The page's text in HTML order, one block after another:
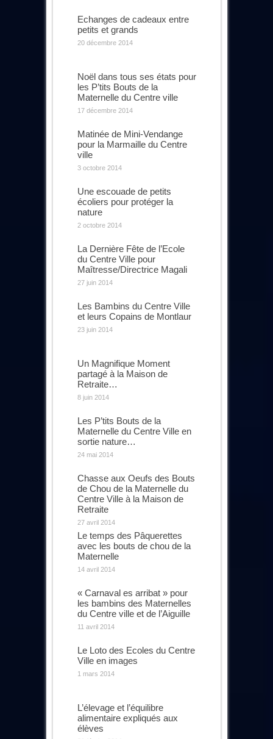
Echanges de cadeaux entre
petits et grands
20 décembre 2014
Noël dans tous ses états pour
les P’tits Bouts de la
Maternelle du Centre ville
17 décembre 2014
Matinée de Mini-Vendange
pour la Marmaille du Centre
ville
3 octobre 2014
Une escouade de petits
écoliers pour protéger la
nature
2 octobre 2014
La Dernière Fête de l’Ecole
du Centre Ville pour
Maîtresse/Directrice Magali
27 juin 2014
Les Bambins du Centre Ville
et leurs Copains de Montlaur
23 juin 2014
Un Magnifique Moment
partagé à la Maison de
Retraite…
8 juin 2014
Les P’tits Bouts de la
Maternelle du Centre Ville en
sortie nature…
24 mai 2014
Chasse aux Oeufs des Bouts
de Chou de la Maternelle du
Centre Ville à la Maison de
Retraite
27 avril 2014
Le temps des Pâquerettes
avec les bouts de chou de la
Maternelle
14 avril 2014
« Carnaval es arribat » pour
les bambins des Maternelles
du Centre ville et de l’Aiguille
11 avril 2014
Le Loto des Ecoles du Centre
Ville en images
1 mars 2014
L’élevage et l’équilibre
alimentaire expliqués aux
élèves